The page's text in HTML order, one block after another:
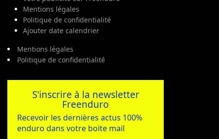
Mentions légales
Politique de confidentialité
Ajouter date calendrier
Mentions légales
Politique de confidentialité
S'inscrire à la newsletter
Freenduro
Recevoir les dernières actus 100%
enduro dans votre boite mail